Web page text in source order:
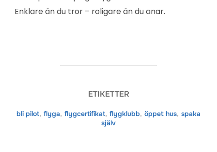
Enklare än du tror – roligare än du anar.
ETIKETTER
bli pilot, flyga, flygcertifikat, flygklubb, öppet hus, spaka
själv